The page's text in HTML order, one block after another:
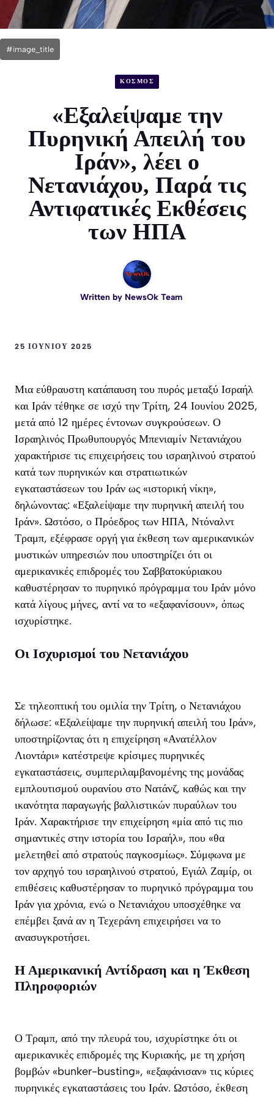
#image_title
ΚΟΣΜΟΣ
«Εξαλείψαμε την
Πυρηνική Απειλή του
Ιράν», λέει ο
Νετανιάχου, Παρά τις
Αντιφατικές Εκθέσεις
των ΗΠΑ
Written by NewsOk Team
25 ΙΟΥΝΊΟΥ 2025
Μια εύθραυστη κατάπαυση του πυρός μεταξύ Ισραήλ
και Ιράν τέθηκε σε ισχύ την Τρίτη, 24 Ιουνίου 2025,
μετά από 12 ημέρες έντονων συγκρούσεων. Ο
Ισραηλινός Πρωθυπουργός Μπενιαμίν Νετανιάχου
χαρακτήρισε τις επιχειρήσεις του ισραηλινού στρατού
κατά των πυρηνικών και στρατιωτικών
εγκαταστάσεων του Ιράν ως «ιστορική νίκη»,
δηλώνοντας: «Εξαλείψαμε την πυρηνική απειλή του
Ιράν». Ωστόσο, ο Πρόεδρος των ΗΠΑ, Ντόναλντ
Τραμπ, εξέφρασε οργή για έκθεση των αμερικανικών
μυστικών υπηρεσιών που υποστηρίζει ότι οι
αμερικανικές επιδρομές του Σαββατοκύριακου
καθυστέρησαν το πυρηνικό πρόγραμμα του Ιράν μόνο
κατά λίγους μήνες, αντί να το «εξαφανίσουν», όπως
ισχυρίστηκε.
Οι Ισχυρισμοί του Νετανιάχου
Σε τηλεοπτική του ομιλία την Τρίτη, ο Νετανιάχου
δήλωσε: «Εξαλείψαμε την πυρηνική απειλή του Ιράν»,
υποστηρίζοντας ότι η επιχείρηση «Ανατέλλον
Λιοντάρι» κατέστρεψε κρίσιμες πυρηνικές
εγκαταστάσεις, συμπεριλαμβανομένης της μονάδας
εμπλουτισμού ουρανίου στο Νατάνζ, καθώς και την
ικανότητα παραγωγής βαλλιστικών πυραύλων του
Ιράν. Χαρακτήρισε την επιχείρηση «μία από τις πιο
σημαντικές στην ιστορία του Ισραήλ», που «θα
μελετηθεί από στρατούς παγκοσμίως». Σύμφωνα με
τον αρχηγό του ισραηλινού στρατού, Εγιάλ Ζαμίρ, οι
επιθέσεις καθυστέρησαν το πυρηνικό πρόγραμμα του
Ιράν για χρόνια, ενώ ο Νετανιάχου υποσχέθηκε να
επέμβει ξανά αν η Τεχεράνη επιχειρήσει να το
ανασυγκροτήσει.
Η Αμερικανική Αντίδραση και η Έκθεση
Πληροφοριών
Ο Τραμπ, από την πλευρά του, ισχυρίστηκε ότι οι
αμερικανικές επιδρομές της Κυριακής, με τη χρήση
βομβών «bunker-busting», «εξαφάνισαν» τις κύριες
πυρηνικές εγκαταστάσεις του Ιράν. Ωστόσο, έκθεση